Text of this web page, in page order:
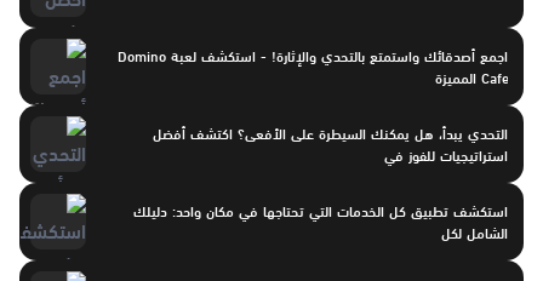
اجمع أصدقائك واستمتع بالتحدي والإثارة! - استكشف لعبة Domino
Cafe المميزة
التحدي يبدأ، هل يمكنك السيطرة على الأفعى؟ اكتشف أفضل
استراتيجيات للفوز في
استكشف تطبيق كل الخدمات التي تحتاجها في مكان واحد: دليلك
الشامل لكل